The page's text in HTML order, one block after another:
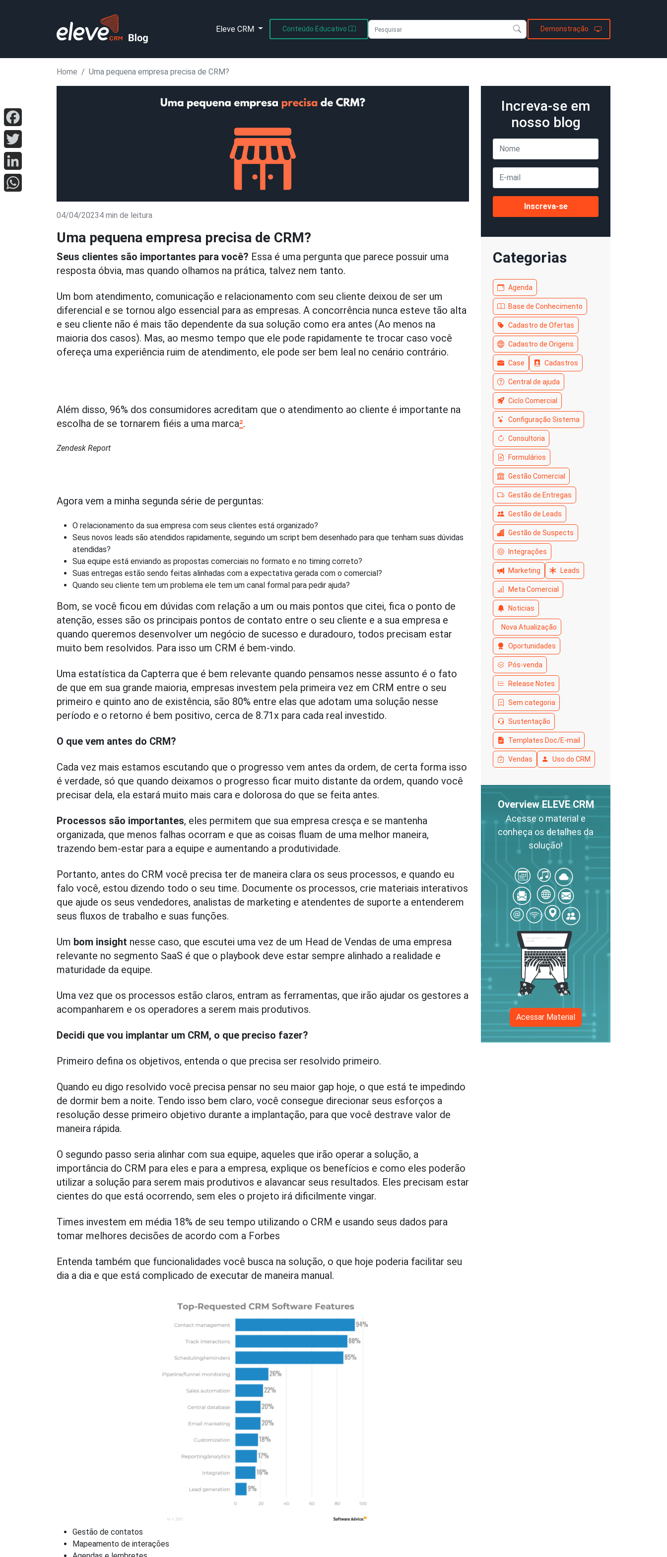
Eleve CRM Conteúdo Educativo Demonstração
Home Uma pequena empresa precisa de CRM?
04/04/20234 min de leitura
Uma pequena empresa precisa de CRM?
Seus clientes são importantes para você? Essa é uma pergunta que parece possuir uma
resposta óbvia, mas quando olhamos na prática, talvez nem tanto.
Um bom atendimento, comunicação e relacionamento com seu cliente deixou de ser um
diferencial e se tornou algo essencial para as empresas. A concorrência nunca esteve tão alta
e seu cliente não é mais tão dependente da sua solução como era antes (Ao menos na
maioria dos casos). Mas, ao mesmo tempo que ele pode rapidamente te trocar caso você
ofereça uma experiência ruim de atendimento, ele pode ser bem leal no cenário contrário.
Além disso, 96% dos consumidores acreditam que o atendimento ao cliente é importante na
escolha de se tornarem fiéis a uma marca².
Zendesk Report
Agora vem a minha segunda série de perguntas:
O relacionamento da sua empresa com seus clientes está organizado?
Seus novos leads são atendidos rapidamente, seguindo um script bem desenhado para que tenham suas dúvidas
atendidas?
Sua equipe está enviando as propostas comerciais no formato e no timing correto?
Suas entregas estão sendo feitas alinhadas com a expectativa gerada com o comercial?
Quando seu cliente tem um problema ele tem um canal formal para pedir ajuda?
Bom, se você ficou em dúvidas com relação a um ou mais pontos que citei, fica o ponto de
atenção, esses são os principais pontos de contato entre o seu cliente e a sua empresa e
quando queremos desenvolver um negócio de sucesso e duradouro, todos precisam estar
muito bem resolvidos. Para isso um CRM é bem-vindo.
Uma estatística da Capterra que é bem relevante quando pensamos nesse assunto é o fato
de que em sua grande maioria, empresas investem pela primeira vez em CRM entre o seu
primeiro e quinto ano de existência, são 80% entre elas que adotam uma solução nesse
período e o retorno é bem positivo, cerca de 8.71x para cada real investido.
O que vem antes do CRM?
Cada vez mais estamos escutando que o progresso vem antes da ordem, de certa forma isso
é verdade, só que quando deixamos o progresso ficar muito distante da ordem, quando você
precisar dela, ela estará muito mais cara e dolorosa do que se feita antes.
Processos são importantes, eles permitem que sua empresa cresça e se mantenha
organizada, que menos falhas ocorram e que as coisas fluam de uma melhor maneira,
trazendo bem-estar para a equipe e aumentando a produtividade.
Portanto, antes do CRM você precisa ter de maneira clara os seus processos, e quando eu
falo você, estou dizendo todo o seu time. Documente os processos, crie materiais interativos
que ajude os seus vendedores, analistas de marketing e atendentes de suporte a entenderem
seus fluxos de trabalho e suas funções.
Um bom insight nesse caso, que escutei uma vez de um Head de Vendas de uma empresa
relevante no segmento SaaS é que o playbook deve estar sempre alinhado a realidade e
maturidade da equipe.
Uma vez que os processos estão claros, entram as ferramentas, que irão ajudar os gestores a
acompanharem e os operadores a serem mais produtivos.
Decidi que vou implantar um CRM, o que preciso fazer?
Primeiro defina os objetivos, entenda o que precisa ser resolvido primeiro.
Quando eu digo resolvido você precisa pensar no seu maior gap hoje, o que está te impedindo
de dormir bem a noite. Tendo isso bem claro, você consegue direcionar seus esforços a
resolução desse primeiro objetivo durante a implantação, para que você destrave valor de
maneira rápida.
O segundo passo seria alinhar com sua equipe, aqueles que irão operar a solução, a
importância do CRM para eles e para a empresa, explique os benefícios e como eles poderão
utilizar a solução para serem mais produtivos e alavancar seus resultados. Eles precisam estar
cientes do que está ocorrendo, sem eles o projeto irá dificilmente vingar.
Times investem em média 18% de seu tempo utilizando o CRM e usando seus dados para
tomar melhores decisões de acordo com a Forbes
Entenda também que funcionalidades você busca na solução, o que hoje poderia facilitar seu
dia a dia e que está complicado de executar de maneira manual.
Gestão de contatos
Mapeamento de interações
Increva-se em
nosso blog
Categorias
Vendas Uso do CRM
Templates Doc/E-mail
Sustentação
Sem categoria
Release Notes
Pós-venda
Oportunidades
Nova Atualização
Noticias
Meta Comercial
Marketing Leads
Integrações
Gestão de Suspects
Gestão de Leads
Gestão de Entregas
Gestão Comercial
Formulários
Consultoria
Configuração Sistema
Ciclo Comercial
Central de ajuda
Case Cadastros
Cadastro de Origens
Cadastro de Ofertas
Base de Conhecimento
Agenda
Overview ELEVE CRM
Acesse o material e
conheça os detalhes da
solução!
Acessar Material
Facebook
Twitter
LinkedIn